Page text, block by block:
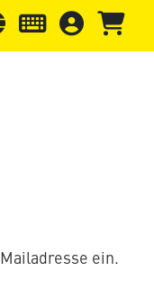
Header Springe
ein.